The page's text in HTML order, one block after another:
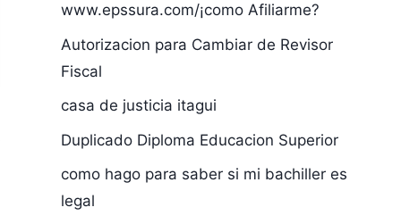
www.epssura.com/¡como Afiliarme?
Autorizacion para Cambiar de Revisor
Fiscal
casa de justicia itagui
Duplicado Diploma Educacion Superior
como hago para saber si mi bachiller es
legal